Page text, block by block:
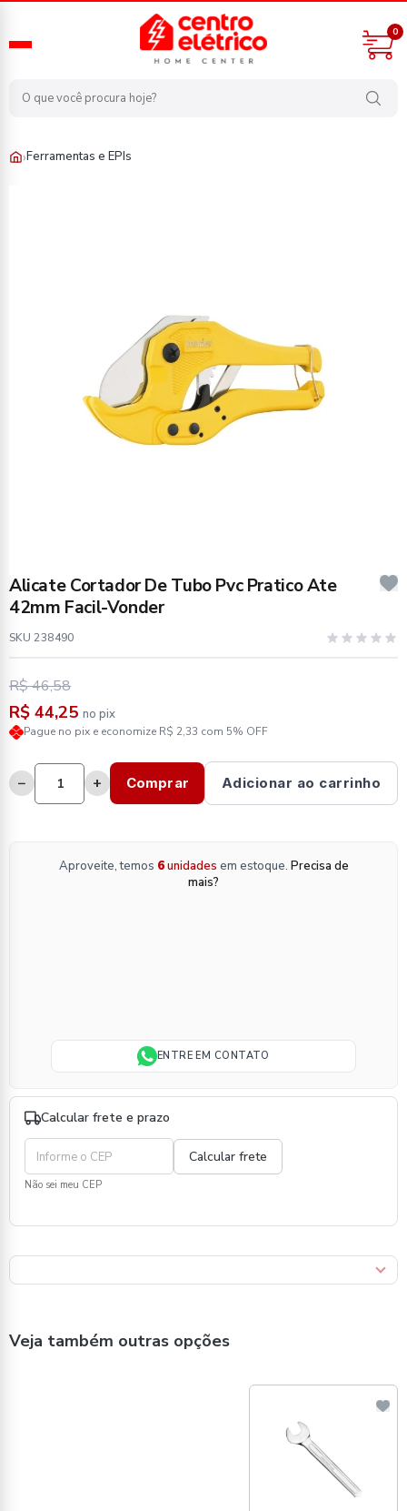
0
›Ferramentas e EPIs
Alicate Cortador De Tubo Pvc Pratico Ate
42mm Facil-Vonder
SKU 238490
R$ 46,58
R$ 44,25 no pix
Pague no pix e economize R$ 2,33 com 5% OFF
− + Comprar Adicionar ao carrinho
Aproveite, temos 6unidades em estoque. Precisa de
mais?
ENTRE EM CONTATO
Calcular frete e prazo
Não sei meu CEP
Veja também outras opções